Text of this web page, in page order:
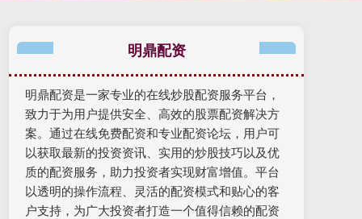
明鼎配资
明鼎配资是一家专业的在线炒股配资服务平台，
致力于为用户提供安全、高效的股票配资解决方
案。通过在线免费配资和专业配资论坛，用户可
以获取最新的投资资讯、实用的炒股技巧以及优
质的配资服务，助力投资者实现财富增值。平台
以透明的操作流程、灵活的配资模式和贴心的客
户支持，为广大投资者打造一个值得信赖的配资